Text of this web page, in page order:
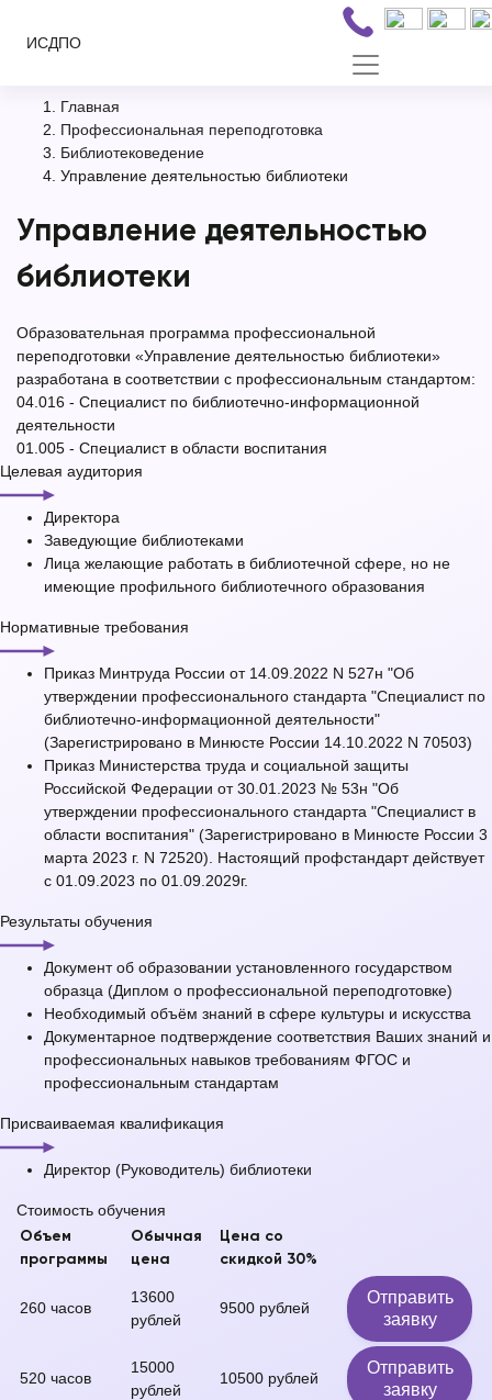
ИСДПО
Главная
Профессиональная переподготовка
Библиотековедение
Управление деятельностью библиотеки
Управление деятельностью
библиотеки
Образовательная программа профессиональной
переподготовки «Управление деятельностью библиотеки»
разработана в соответствии с профессиональным стандартом:
04.016 - Специалист по библиотечно-информационной
деятельности
01.005 - Специалист в области воспитания
Целевая аудитория
Директора
Заведующие библиотеками
Лица желающие работать в библиотечной сфере, но не
имеющие профильного библиотечного образования
Нормативные требования
Приказ Минтруда России от 14.09.2022 N 527н "Об
утверждении профессионального стандарта "Специалист по
библиотечно-информационной деятельности"
(Зарегистрировано в Минюсте России 14.10.2022 N 70503)
Приказ Министерства труда и социальной защиты
Российской Федерации от 30.01.2023 № 53н "Об
утверждении профессионального стандарта "Специалист в
области воспитания" (Зарегистрировано в Минюсте России 3
марта 2023 г. N 72520). Настоящий профстандарт действует
с 01.09.2023 по 01.09.2029г.
Результаты обучения
Документ об образовании установленного государством
образца (Диплом о профессиональной переподготовке)
Необходимый объём знаний в сфере культуры и искусства
Документарное подтверждение соответствия Ваших знаний и
профессиональных навыков требованиям ФГОС и
профессиональным стандартам
Присваиваемая квалификация
Директор (Руководитель) библиотеки
Стоимость обучения
Объем
программы
Обычная
цена
Цена со
скидкой 30%
260 часов
13600
рублей
9500 рублей
Отправить
заявку
520 часов
15000
рублей
10500 рублей
Отправить
заявку